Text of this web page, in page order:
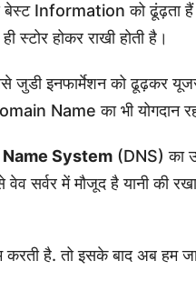
Information को
होकर राखी होती है।
इनफार्मेशन को ढूढ़कर
Name का भी योगदान
System (DNS) का
सर्वर में मौजूद है यानी की
करती है. तो इसके बाद अब हम